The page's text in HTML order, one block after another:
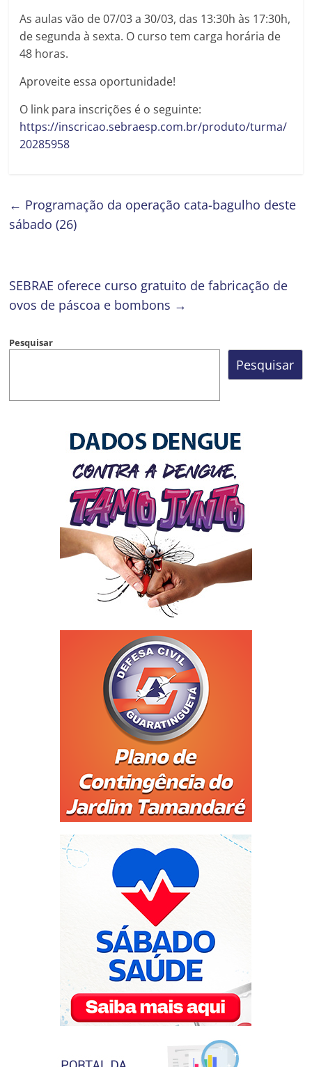
As aulas vão de 07/03 a 30/03, das 13:30h às 17:30h,
de segunda à sexta. O curso tem carga horária de
48 horas.
Aproveite essa oportunidade!
O link para inscrições é o seguinte:
https://inscricao.sebraesp.com.br/produto/turma/
20285958
← Programação da operação cata-bagulho deste
sábado (26)
SEBRAE oferece curso gratuito de fabricação de
ovos de páscoa e bombons →
Pesquisar
Pesquisar